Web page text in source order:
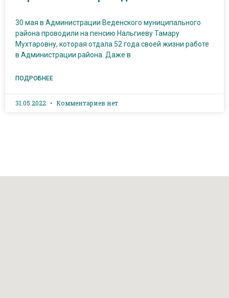
30 мая в Администрации Веденского муниципального
района проводили на пенсию Нальгиеву Тамару
Мухтаровну, которая отдала 52 года своей жизни работе
в Администрации района. Даже в
ПОДРОБНЕЕ
31.05.2022 Комментариев нет